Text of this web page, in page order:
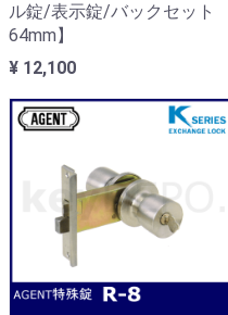
ル錠/表示錠/バックセット
64mm】
¥ 12,100